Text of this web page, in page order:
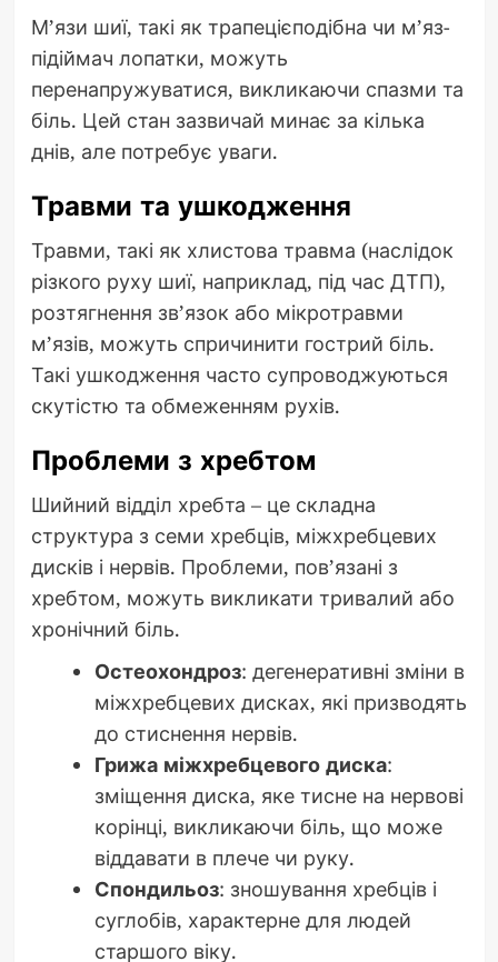
М’язи шиї, такі як трапецієподібна чи м’яз-
підіймач лопатки, можуть
перенапружуватися, викликаючи спазми та
біль. Цей стан зазвичай минає за кілька
днів, але потребує уваги.
Травми та ушкодження
Травми, такі як хлистова травма (наслідок
різкого руху шиї, наприклад, під час ДТП),
розтягнення зв’язок або мікротравми
м’язів, можуть спричинити гострий біль.
Такі ушкодження часто супроводжуються
скутістю та обмеженням рухів.
Проблеми з хребтом
Шийний відділ хребта – це складна
структура з семи хребців, міжхребцевих
дисків і нервів. Проблеми, пов’язані з
хребтом, можуть викликати тривалий або
хронічний біль.
Остеохондроз: дегенеративні зміни в
міжхребцевих дисках, які призводять
до стиснення нервів.
Грижа міжхребцевого диска:
зміщення диска, яке тисне на нервові
корінці, викликаючи біль, що може
віддавати в плече чи руку.
Спондильоз: зношування хребців і
суглобів, характерне для людей
старшого віку.